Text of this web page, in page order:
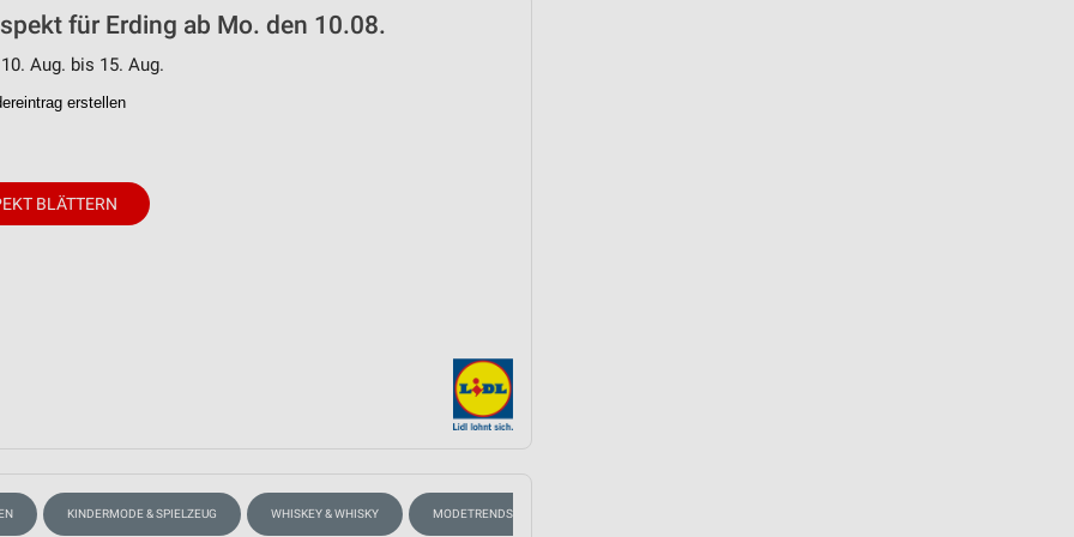
für Erding ab Mo. den 10.08.
Aug. bis 15. Aug.
erstellen
BLÄTTERN
KINDERMODE & SPIELZEUG WHISKEY & WHISKY MODETRENDS